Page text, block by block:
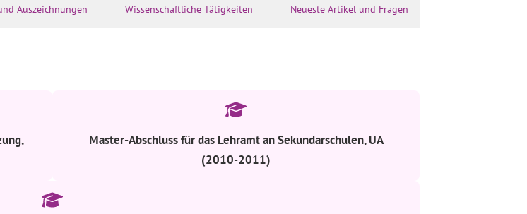
Auszeichnungen Wissenschaftliche Tätigkeiten Neueste Artikel und Fragen
Master-Abschluss für das Lehramt an Sekundarschulen, UA
(2010-2011)